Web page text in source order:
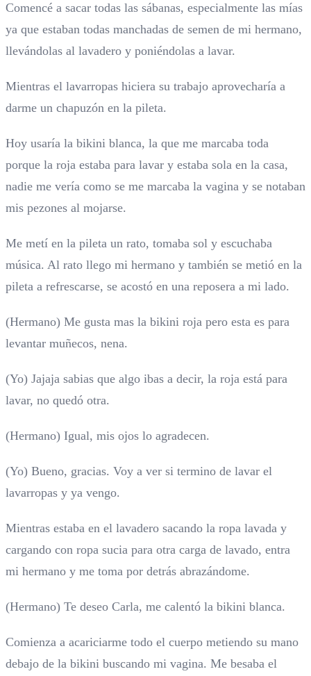
Comencé a sacar todas las sábanas, especialmente las mías
ya que estaban todas manchadas de semen de mi hermano,
llevándolas al lavadero y poniéndolas a lavar.
Mientras el lavarropas hiciera su trabajo aprovecharía a
darme un chapuzón en la pileta.
Hoy usaría la bikini blanca, la que me marcaba toda
porque la roja estaba para lavar y estaba sola en la casa,
nadie me vería como se me marcaba la vagina y se notaban
mis pezones al mojarse.
Me metí en la pileta un rato, tomaba sol y escuchaba
música. Al rato llego mi hermano y también se metió en la
pileta a refrescarse, se acostó en una reposera a mi lado.
(Hermano) Me gusta mas la bikini roja pero esta es para
levantar muñecos, nena.
(Yo) Jajaja sabias que algo ibas a decir, la roja está para
lavar, no quedó otra.
(Hermano) Igual, mis ojos lo agradecen.
(Yo) Bueno, gracias. Voy a ver si termino de lavar el
lavarropas y ya vengo.
Mientras estaba en el lavadero sacando la ropa lavada y
cargando con ropa sucia para otra carga de lavado, entra
mi hermano y me toma por detrás abrazándome.
(Hermano) Te deseo Carla, me calentó la bikini blanca.
Comienza a acariciarme todo el cuerpo metiendo su mano
debajo de la bikini buscando mi vagina. Me besaba el